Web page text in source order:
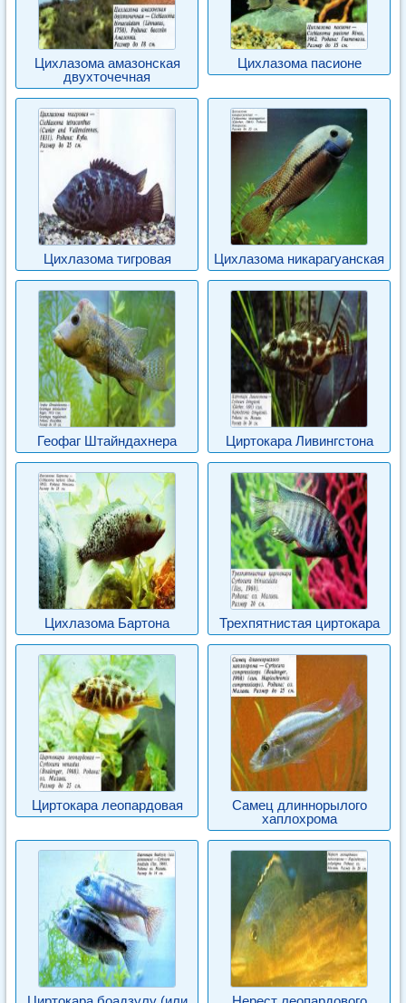
Цихлазома амазонская
двухточечная
Цихлазома пасионе
Цихлазома тигровая Цихлазома никарагуанская
Геофаг Штайндахнера Циртокара Ливингстона
Цихлазома Бартона Трехпятнистая циртокара
Циртокара леопардовая
Самец длиннорылого
хаплохрома